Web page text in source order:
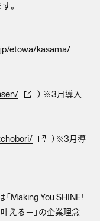
。
etowa/kasama/
） ※3月導入
）※3月導
Making You SHINE!
える－」の企業理念